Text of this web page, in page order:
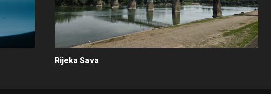
Rijeka Sava